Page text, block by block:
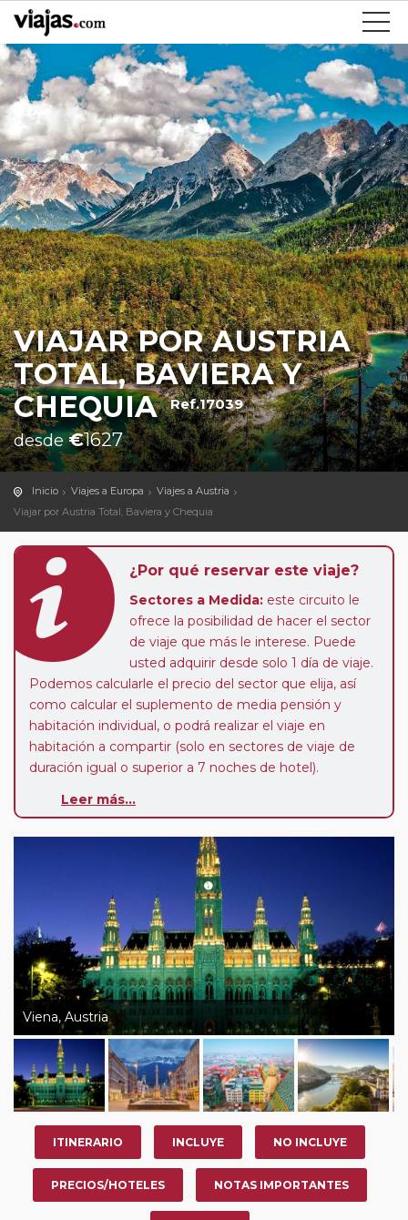
VIAJAR POR AUSTRIA
TOTAL, BAVIERA Y
CHEQUIA Ref.17039
desde€1627
Inicio Viajes a Europa
Viajes a Austria
Viajar por Austria Total, Baviera y Chequia
¿Por qué reservar este viaje?
Sectores a Medida: este circuito le
ofrece la posibilidad de hacer el sector
de viaje que más le interese. Puede
usted adquirir desde solo 1 día de viaje.
Podemos calcularle el precio del sector que elija, así
como calcular el suplemento de media pensión y
habitación individual, o podrá realizar el viaje en
habitación a compartir (solo en sectores de viaje de
duración igual o superior a 7 noches de hotel).
Paradas en Ruta:
su viaje, en la ciudad que desee por período de 1, 3, 4 o
7 noches según circuito y fechas de salida. Es
fundamental que el circuito tenga salida posterior a la
fecha escogida y permita la salida deseada. El
suplemento por parada efectuada es de 40 Euros/52
Dólares por persona. Si la parada se realiza para tomar
otro circuito del mismo proveedor no se abonará este
suplemento.
Pasajero Club:este circuito, en cualquier época del
año, ofrece a los pasajeros que ya hayan viajado con
nosotros en los últimos 3 años y que pertenezcan a
nuestro Club de Pasajeros (cuya obtención se realiza
tras rellenar el cuestionario de satisfacción en "Mi viaje")
o los que estén en luna de miel contarán con un
descuento del 5%.
Leer más...
Viena, Austria
ITINERARIO INCLUYE NO INCLUYE
PRECIOS/HOTELES NOTAS IMPORTANTES